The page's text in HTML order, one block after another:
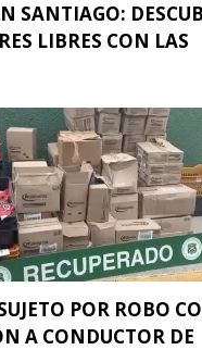
SANTIAGO:
LIBRES CON LAS
POR ROBO
A CONDUCTOR DE